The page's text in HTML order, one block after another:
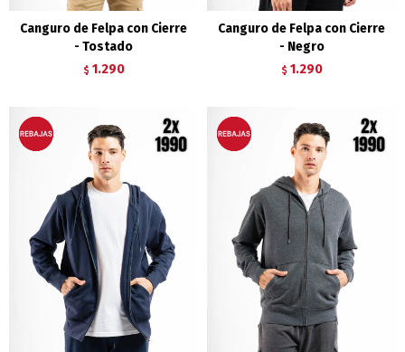
Canguro de Felpa con Cierre
- Tostado
$ 1.290
Canguro de Felpa con Cierre
- Negro
$ 1.290